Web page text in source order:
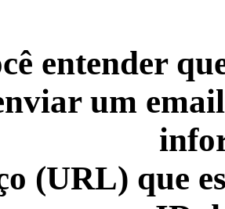
entender
um
(URL) que